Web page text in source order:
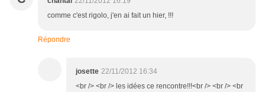
comme c'est rigolo, j'en ai fait un hier, !!!
Répondre
josette 22/11/2012 16:34
<br /> <br /> les idées ce rencontre!!!<br /> <br /> <br